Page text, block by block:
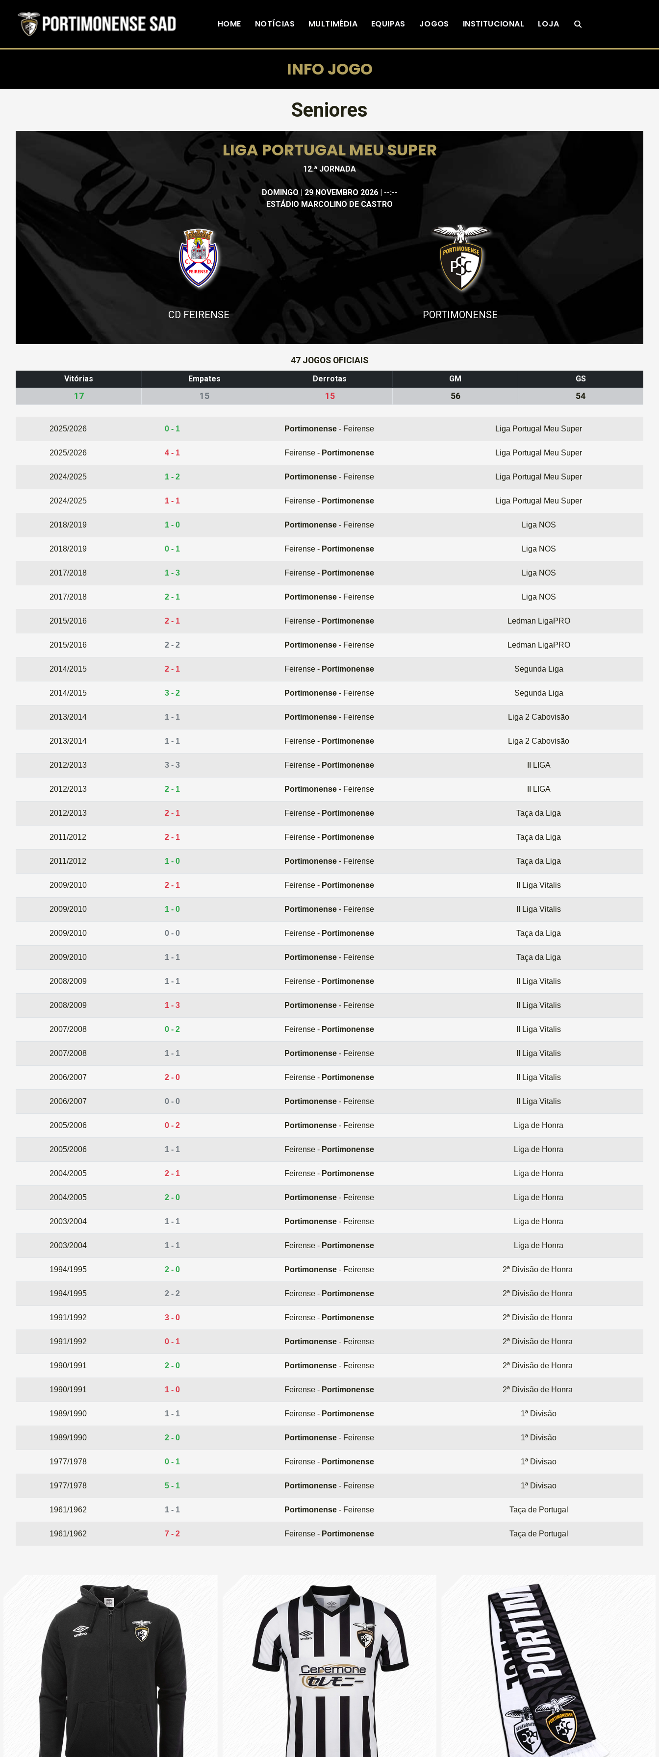
HOME NOTÍCIAS MULTIMÉDIA EQUIPAS JOGOS INSTITUCIONAL LOJA
INFO JOGO
Seniores
LIGA PORTUGAL MEU SUPER
12.ª JORNADA
DOMINGO | 29 NOVEMBRO 2026 | --:--
ESTÁDIO MARCOLINO DE CASTRO
CD FEIRENSE PORTIMONENSE
47 JOGOS OFICIAIS
Vitórias Empates Derrotas GM GS
17 15 15 56 54
2025/2026 0 - 1 Portimonense - Feirense Liga Portugal Meu Super
2025/2026 4 - 1 Feirense - Portimonense Liga Portugal Meu Super
2024/2025 1 - 2 Portimonense - Feirense Liga Portugal Meu Super
2024/2025 1 - 1 Feirense - Portimonense Liga Portugal Meu Super
2018/2019 1 - 0 Portimonense - Feirense Liga NOS
2018/2019 0 - 1 Feirense - Portimonense Liga NOS
2017/2018 1 - 3 Feirense - Portimonense Liga NOS
2017/2018 2 - 1 Portimonense - Feirense Liga NOS
2015/2016 2 - 1 Feirense - Portimonense Ledman LigaPRO
2015/2016 2 - 2 Portimonense - Feirense Ledman LigaPRO
2014/2015 2 - 1 Feirense - Portimonense Segunda Liga
2014/2015 3 - 2 Portimonense - Feirense Segunda Liga
2013/2014 1 - 1 Portimonense - Feirense Liga 2 Cabovisão
2013/2014 1 - 1 Feirense - Portimonense Liga 2 Cabovisão
2012/2013 3 - 3 Feirense - Portimonense II LIGA
2012/2013 2 - 1 Portimonense - Feirense II LIGA
2012/2013 2 - 1 Feirense - Portimonense Taça da Liga
2011/2012 2 - 1 Feirense - Portimonense Taça da Liga
2011/2012 1 - 0 Portimonense - Feirense Taça da Liga
2009/2010 2 - 1 Feirense - Portimonense II Liga Vitalis
2009/2010 1 - 0 Portimonense - Feirense II Liga Vitalis
2009/2010 0 - 0 Feirense - Portimonense Taça da Liga
2009/2010 1 - 1 Portimonense - Feirense Taça da Liga
2008/2009 1 - 1 Feirense - Portimonense II Liga Vitalis
2008/2009 1 - 3 Portimonense - Feirense II Liga Vitalis
2007/2008 0 - 2 Feirense - Portimonense II Liga Vitalis
2007/2008 1 - 1 Portimonense - Feirense II Liga Vitalis
2006/2007 2 - 0 Feirense - Portimonense II Liga Vitalis
2006/2007 0 - 0 Portimonense - Feirense II Liga Vitalis
2005/2006 0 - 2 Portimonense - Feirense Liga de Honra
2005/2006 1 - 1 Feirense - Portimonense Liga de Honra
2004/2005 2 - 1 Feirense - Portimonense Liga de Honra
2004/2005 2 - 0 Portimonense - Feirense Liga de Honra
2003/2004 1 - 1 Portimonense - Feirense Liga de Honra
2003/2004 1 - 1 Feirense - Portimonense Liga de Honra
1994/1995 2 - 0 Portimonense - Feirense 2ª Divisão de Honra
1994/1995 2 - 2 Feirense - Portimonense 2ª Divisão de Honra
1991/1992 3 - 0 Feirense - Portimonense 2ª Divisão de Honra
1991/1992 0 - 1 Portimonense - Feirense 2ª Divisão de Honra
1990/1991 2 - 0 Portimonense - Feirense 2ª Divisão de Honra
1990/1991 1 - 0 Feirense - Portimonense 2ª Divisão de Honra
1989/1990 1 - 1 Feirense - Portimonense 1ª Divisão
1989/1990 2 - 0 Portimonense - Feirense 1ª Divisão
1977/1978 0 - 1 Feirense - Portimonense 1ª Divisao
1977/1978 5 - 1 Portimonense - Feirense 1ª Divisao
1961/1962 1 - 1 Portimonense - Feirense Taça de Portugal
1961/1962 7 - 2 Feirense - Portimonense Taça de Portugal